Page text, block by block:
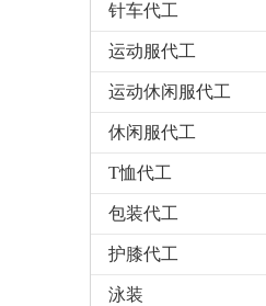
针车代工
运动服代工
运动休闲服代工
休闲服代工
T恤代工
包装代工
护膝代工
泳装